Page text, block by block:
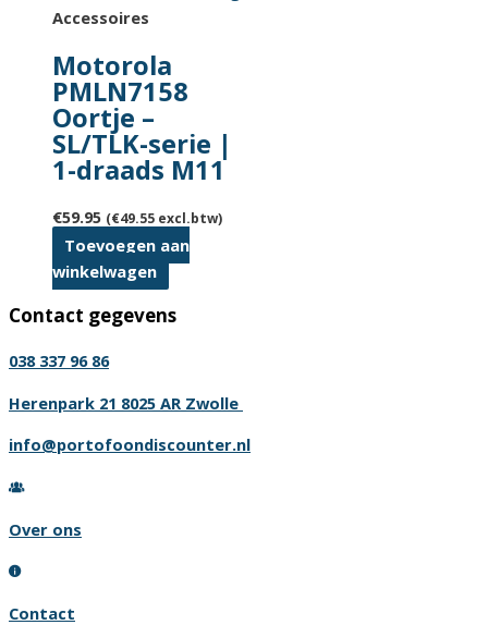
Accessoires
Motorola
PMLN7158
Oortje –
SL/TLK-serie |
1-draads M11
€59.95 (€49.55 excl.btw)
Toevoegen aan
winkelwagen
Contact gegevens
038 337 96 86
Herenpark 21 8025 AR Zwolle
info@portofoondiscounter.nl
Over ons
Contact